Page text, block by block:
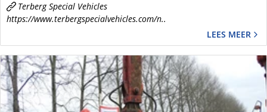
Terberg Special Vehicles
https://www.terbergspecialvehicles.com/n..
LEES MEER